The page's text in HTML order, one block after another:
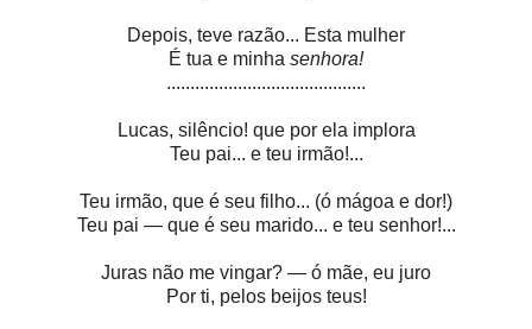
Depois, teve razão... Esta mulher
É tua e minha senhora!
..........................................
Lucas, silêncio! que por ela implora
Teu pai... e teu irmão!...
Teu irmão, que é seu filho... (ó mágoa e dor!)
Teu pai — que é seu marido... e teu senhor!...
Juras não me vingar? — ó mãe, eu juro
Por ti, pelos beijos teus!